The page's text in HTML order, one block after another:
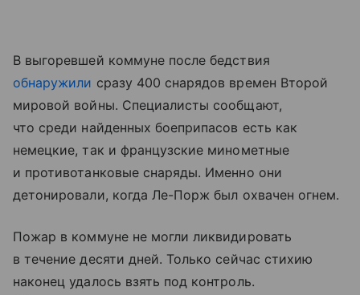
В выгоревшей коммуне после бедствия
обнаружили сразу 400 снарядов времен Второй
мировой войны. Специалисты сообщают,
что среди найденных боеприпасов есть как
немецкие, так и французские минометные
и противотанковые снаряды. Именно они
детонировали, когда Ле-Порж был охвачен огнем.
Пожар в коммуне не могли ликвидировать
в течение десяти дней. Только сейчас стихию
наконец удалось взять под контроль.